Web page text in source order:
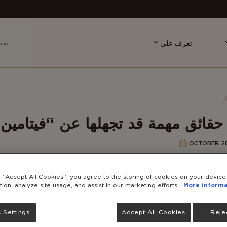
تعرف على
حقائق مهمة قد تجهلها عن
OCTOBER
“Accept All Cookies”, you agree to the storing of cookies on your device
analyze site usage, and assist in our marketing efforts.
More
Accept All Cookies
Settings